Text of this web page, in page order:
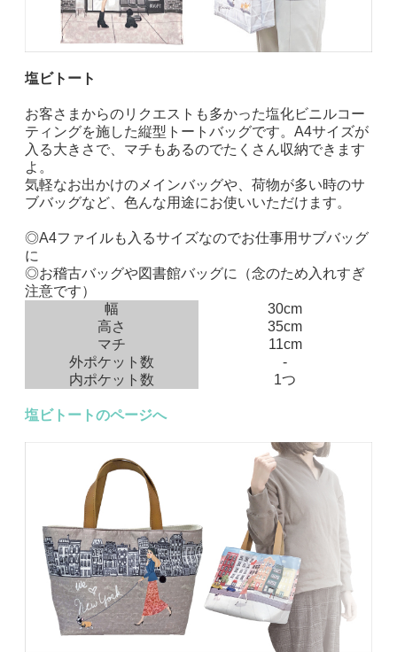
塩ビトート
お客さまからのリクエストも多かった塩化ビニルコー
ティングを施した縦型トートバッグです。A4サイズが
入る大きさで、マチもあるのでたくさん収納できます
よ。
気軽なお出かけのメインバッグや、荷物が多い時のサ
ブバッグなど、色んな用途にお使いいただけます。
◎A4ファイルも入るサイズなのでお仕事用サブバッグ
に
◎お稽古バッグや図書館バッグに（念のため入れすぎ
注意です）
幅
高さ
マチ
外ポケット数
内ポケット数
30cm
35cm
11cm
-
1つ
塩ビトートのページへ